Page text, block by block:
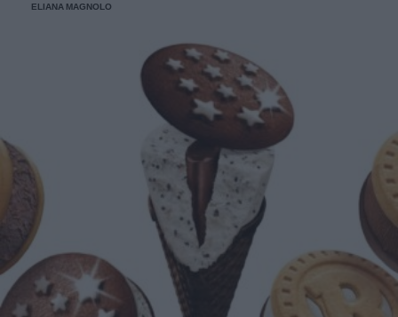
ELIANA MAGNOLO